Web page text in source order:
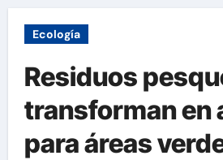
Ecología
Residuos
transforman en
para áreas